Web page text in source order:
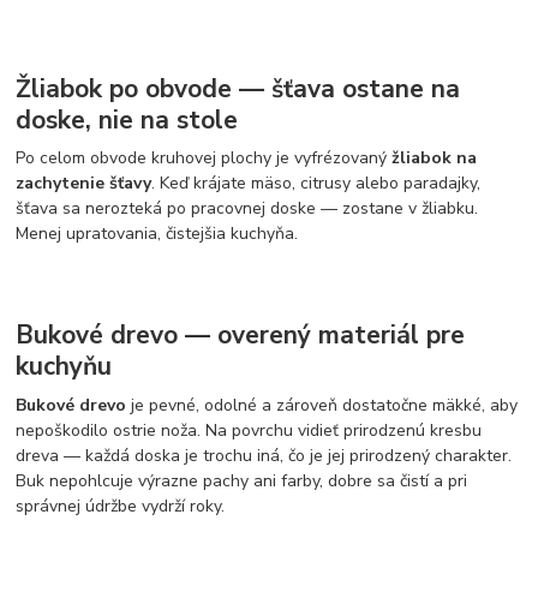
Žliabok po obvode — šťava ostane na
doske, nie na stole
Po celom obvode kruhovej plochy je vyfrézovanýžliabok na
zachytenie šťavy. Keď krájate mäso, citrusy alebo paradajky,
šťava sa nerozteká po pracovnej doske — zostane v žliabku.
Menej upratovania, čistejšia kuchyňa.
Bukové drevo — overený materiál pre
kuchyňu
Bukové drevo je pevné, odolné a zároveň dostatočne mäkké, aby
nepoškodilo ostrie noža. Na povrchu vidieť prirodzenú kresbu
dreva — každá doska je trochu iná, čo je jej prirodzený charakter.
Buk nepohlcuje výrazne pachy ani farby, dobre sa čistí a pri
správnej údržbe vydrží roky.